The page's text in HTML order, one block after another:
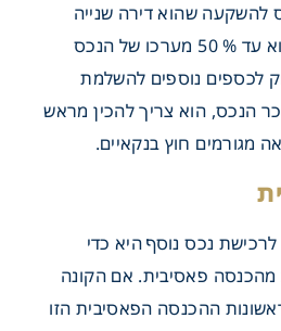
שהוא דירה שנייה
ומעלה היא על סכום שהוא עד % 50 מערכו של הנכס
לכספים נוספים להשלמת
הנכס, הוא צריך להכין מראש
מגורמים חוץ בנקאיים.
נכס נוסף היא כדי
מהכנסה פאסיבית. אם הקונה
ההכנסה הפאסיבית הזו